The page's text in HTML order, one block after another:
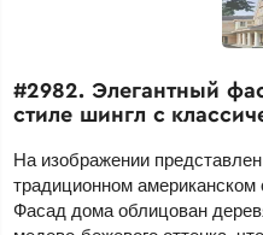
#2982. Элегантный
стиле шингл с
На изображении
традиционном
Фасад дома облицован